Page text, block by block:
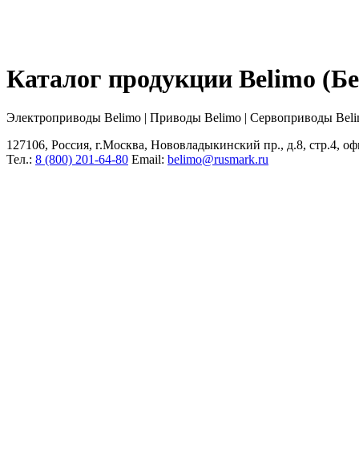
Каталог продукции Belimo
Электроприводы Belimo | Приводы Belimo | Сервоприводы
127106, Россия, г.Москва, Нововладыкинский пр., д.8, стр.4,
Тел.: 8 (800) 201-64-80 Еmail: belimo@rusmark.ru